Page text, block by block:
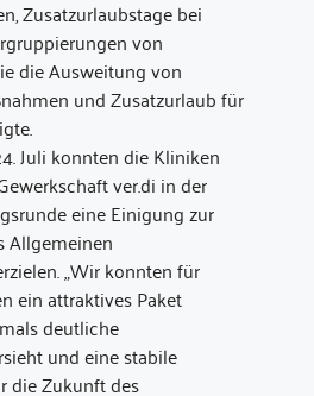
Zusatzurlaubstage bei
von
die Ausweitung von
und Zusatzurlaub für
Juli konnten die Kliniken
ver.di in der
eine Einigung zur
Allgemeinen
„Wir konnten für
ein attraktives Paket
deutliche
und eine stabile
die Zukunft des